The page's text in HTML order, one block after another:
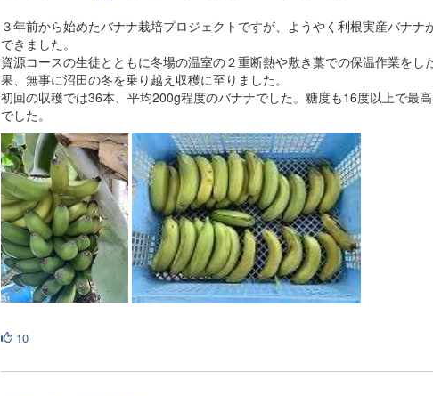
３年前から始めたバナナ栽培プロジェクトですが、ようやく利根実産バナナ
できました。
資源コースの生徒とともに冬場の温室の２重断熱や敷き藁での保温作業をし
果、無事に沼田の冬を乗り越え収穫に至りました。
初回の収穫では36本、平均200g程度のバナナでした。糖度も16度以上で最
でした。
10